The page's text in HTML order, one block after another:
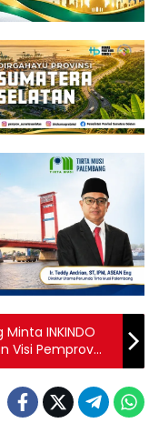
INKINDO
Visi Pemprov